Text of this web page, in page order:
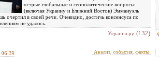
острые глобальные и геополитические вопросы
(включая Украину и Ближний Восток) Эммануэль
очертил в своей речи. Очевидно, достичь консенсуса по
не удалось.
Украина.ру (132)
06:39 Анализ, события, факты